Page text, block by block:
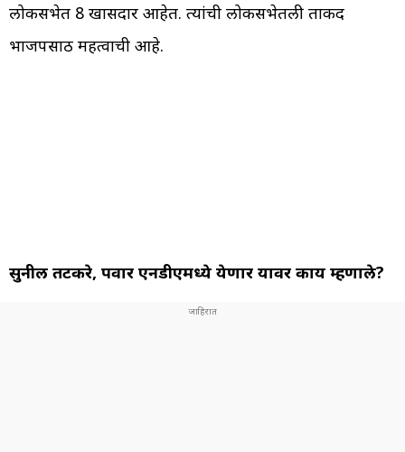
लोकसभेत 8 खासदार आहेत. त्यांची लोकसभेतली ताकद
भाजपसाठी महत्वाची आहे.
सुनील तटकरे, पवार एनडीएमध्ये येणार यावर काय म्हणाले?